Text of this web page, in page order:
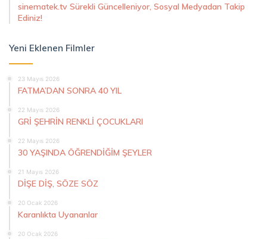
sinematek.tv Sürekli Güncelleniyor, Sosyal Medyadan Takip
Ediniz!
Yeni Eklenen Filmler
23 Mayıs 2026
FATMA’DAN SONRA 40 YIL
22 Mayıs 2026
GRİ ŞEHRİN RENKLİ ÇOCUKLARI
22 Mayıs 2026
30 YAŞINDA ÖĞRENDİĞİM ŞEYLER
21 Mayıs 2026
DİŞE DİŞ, SÖZE SÖZ
20 Ocak 2026
Karanlıkta Uyananlar
20 Ocak 2026